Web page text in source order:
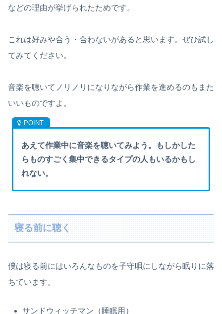
などの理由が挙げられたためです。
これは好みや合う・合わないがあると思います。ぜひ試し
てみてください。
音楽を聴いてノリノリになりながら作業を進めるのもまた
いいものですよ。
あえて作業中に音楽を聴いてみよう。もしかした
らものすごく集中できるタイプの人もいるかもし
れない。
寝る前に聴く
僕は寝る前にはいろんなものを子守唄にしながら眠りに落
ちています。
サンドウィッチマン（睡眠用）